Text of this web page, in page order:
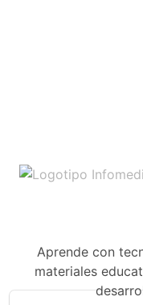
Aprende con
materiales